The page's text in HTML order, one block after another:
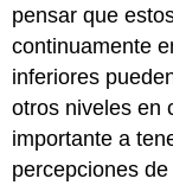
pensar que
continuamente
inferiores
otros niveles en
importante a
percepciones